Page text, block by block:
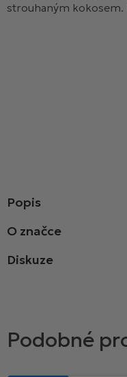
strouhaným kokosem.
Popis
Diskuze